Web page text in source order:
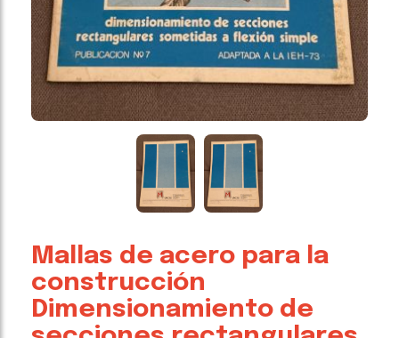
Mallas de acero para la
construcción
Dimensionamiento de